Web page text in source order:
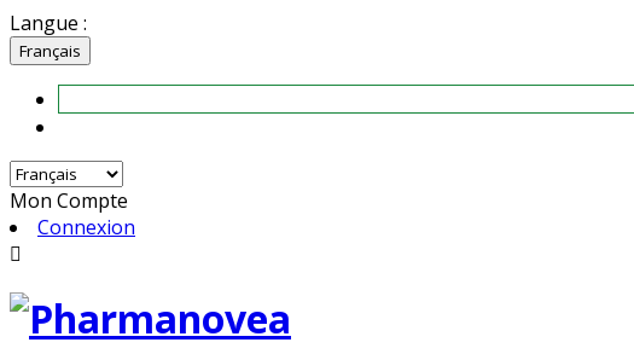
Langue :
Français
Mon Compte
Connexion
